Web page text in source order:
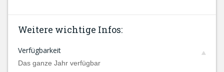
Weitere wichtige Infos:
Verfügbarkeit
Das ganze Jahr verfügbar